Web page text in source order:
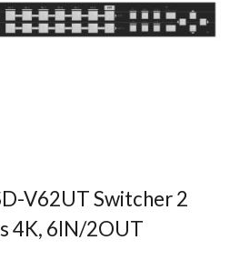
V62UT Switcher 2
4K, 6IN/2OUT